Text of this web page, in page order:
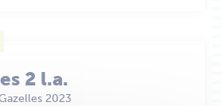
2 l.a.
2023